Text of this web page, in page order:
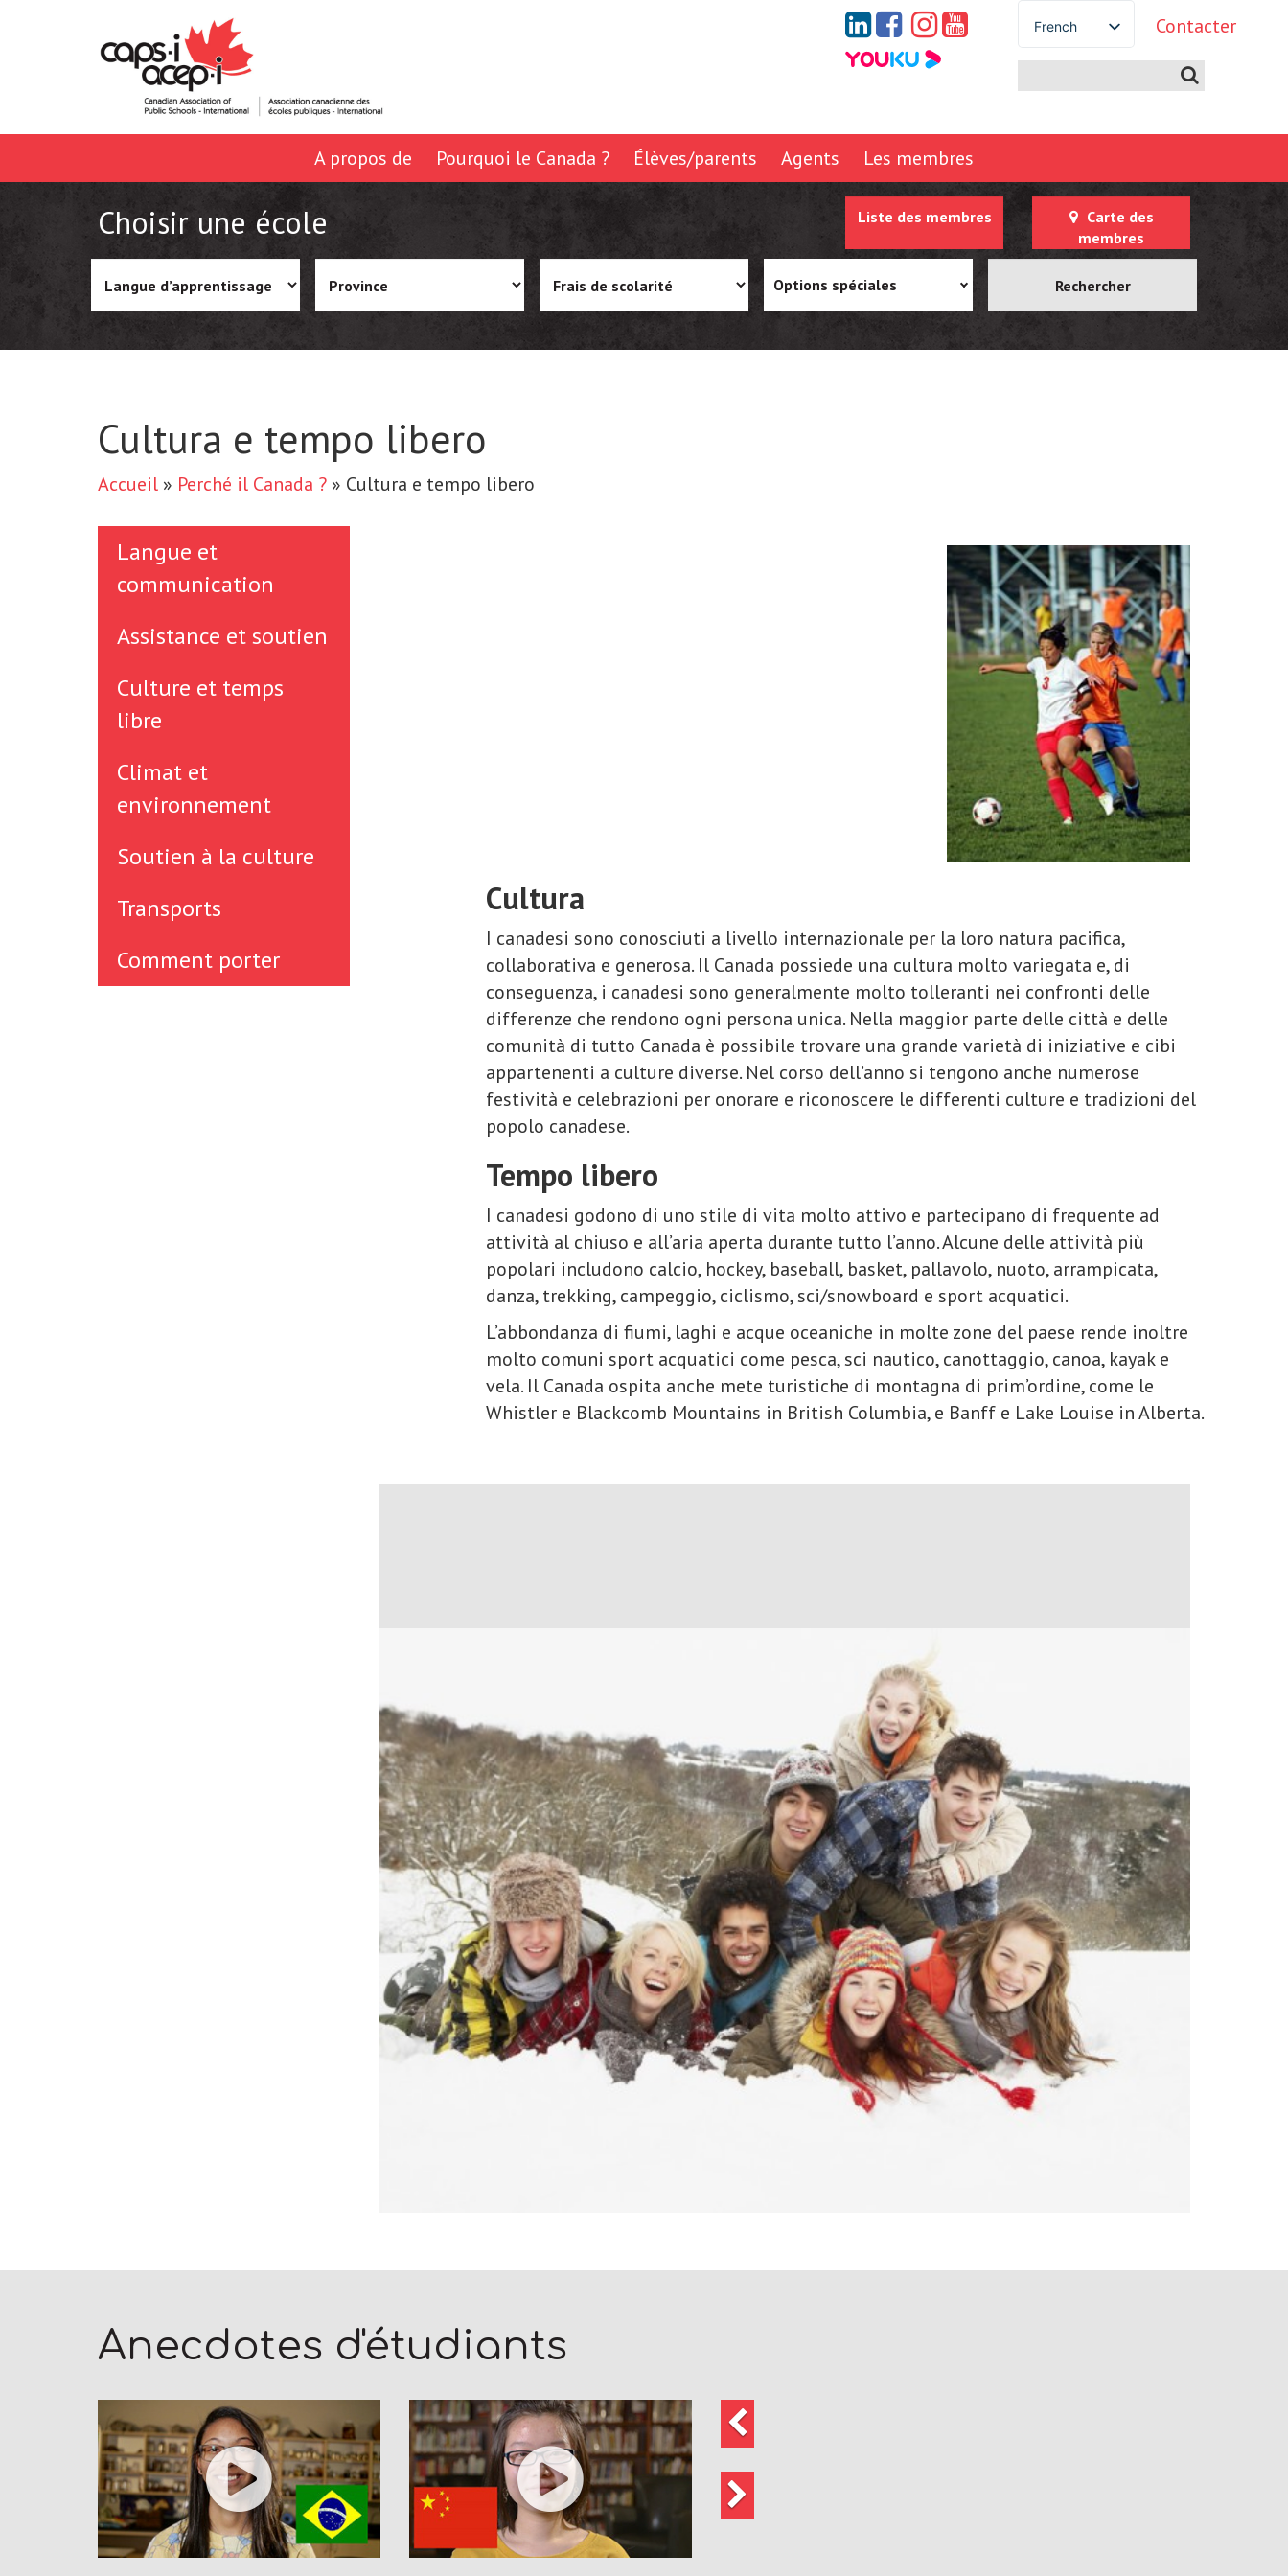
French
Italian
Arabic
Russian
Japanese
Korean
Contacter
A propos de Pourquoi le Canada ? Élèves/parents Agents Les membres
Choisir une école Liste des membres
Carte des
membres
Options spéciales
Cultura e tempo libero
Accueil » Perché il Canada ? » Cultura e tempo libero
Langue et
communication
Assistance et soutien
Culture et temps
libre
Climat et
environnement
Soutien à la culture
Transports
Comment porter
Cultura
I canadesi sono conosciuti a livello internazionale per la loro natura pacifica,
collaborativa e generosa. Il Canada possiede una cultura molto variegata e, di
conseguenza, i canadesi sono generalmente molto tolleranti nei confronti delle
differenze che rendono ogni persona unica. Nella maggior parte delle città e delle
comunità di tutto Canada è possibile trovare una grande varietà di iniziative e cibi
appartenenti a culture diverse. Nel corso dell’anno si tengono anche numerose
festività e celebrazioni per onorare e riconoscere le differenti culture e tradizioni del
popolo canadese.
Tempo libero
I canadesi godono di uno stile di vita molto attivo e partecipano di frequente ad
attività al chiuso e all’aria aperta durante tutto l’anno. Alcune delle attività più
popolari includono calcio, hockey, baseball, basket, pallavolo, nuoto, arrampicata,
danza, trekking, campeggio, ciclismo, sci/snowboard e sport acquatici.
L’abbondanza di fiumi, laghi e acque oceaniche in molte zone del paese rende inoltre
molto comuni sport acquatici come pesca, sci nautico, canottaggio, canoa, kayak e
vela. Il Canada ospita anche mete turistiche di montagna di prim’ordine, come le
Whistler e Blackcomb Mountains in British Columbia, e Banff e Lake Louise in Alberta.
Anecdotes d'étudiants
Précédent
Suivant